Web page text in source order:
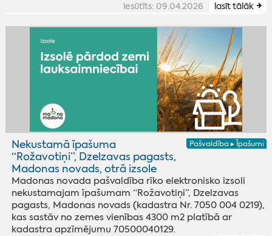
iesūtīts: 09.04.2026 lasīt tālāk
Pašvaldība ▸ Īpašumi
Nekustamā īpašuma
“Rožavotiņi”, Dzelzavas pagasts,
Madonas novads, otrā izsole
Madonas novada pašvaldība rīko elektronisko izsoli
nekustamajam īpašumam “Rožavotiņi”, Dzelzavas
pagasts, Madonas novads (kadastra Nr. 7050 004 0219),
kas sastāv no zemes vienības 4300 m2 platībā ar
kadastra apzīmējumu 70500040129.